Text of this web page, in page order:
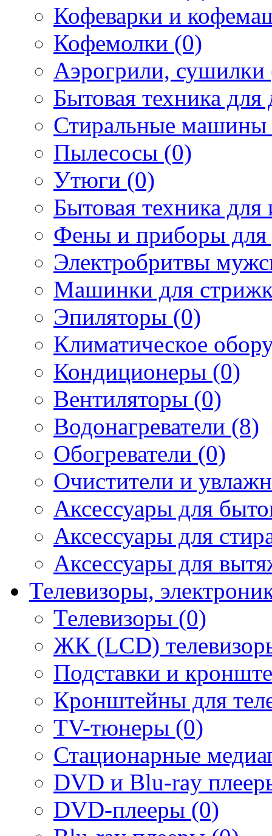
Кофеварки и
Кофемолки (0)
Аэрогрили, сушилки
Бытовая техника
Стиральные машины
Пылесосы (0)
Утюги (0)
Бытовая техника
Фены и приборы для
Электробритвы
Машинки для
Эпиляторы (0)
Климатическое
Кондиционеры (0)
Вентиляторы (0)
Водонагреватели (8)
Обогреватели (0)
Очистители и
Аксессуары для
Аксессуары для
Аксессуары для
Телевизоры,
Телевизоры (0)
ЖК (LCD)
Подставки и
Кронштейны для
TV-тюнеры (0)
Стационарные
DVD и Blu-ray
DVD-плееры (0)